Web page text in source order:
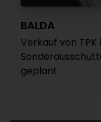
BALDA
Verkauf von
geplant